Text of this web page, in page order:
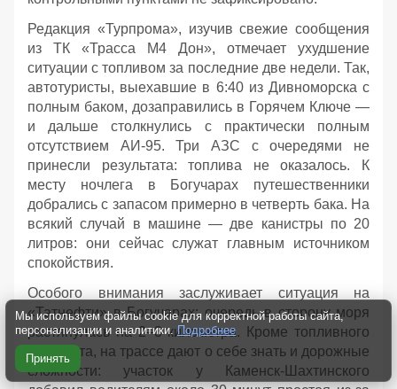
Редакция «Турпрома», изучив свежие сообщения
из ТК «Трасса М4 Дон», отмечает ухудшение
ситуации с топливом за последние две недели. Так,
автотуристы, выехавшие в 6:40 из Дивноморска с
полным баком, дозаправились в Горячем Ключе —
и дальше столкнулись с практически полным
отсутствием АИ‑95. Три АЗС с очередями не
принесли результата: топлива не оказалось. К
месту ночлега в Богучарах путешественники
добрались с запасом примерно в четверть бака. На
всякий случай в машине — две канистры по 20
литров: они сейчас служат главным источником
спокойствия.
Особого внимания заслуживает ситуация на
«Татнефти» в Богучарах: очередь в сторону моря
растянулась на 2–3 километра. Кроме топливного
дефицита, на трассе дают о себе знать и дорожные
сложности: участок у Каменск‑Шахтинского
Мы используем файлы cookie для корректной работы сайта,
персонализации и аналитики. Подробнее
Принять